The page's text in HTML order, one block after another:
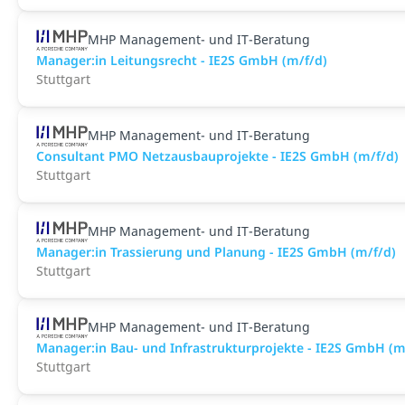
MHP Management- und IT-Beratung
Manager:in Leitungsrecht - IE2S GmbH (m/f/d)
Stuttgart
MHP Management- und IT-Beratung
Consultant PMO Netzausbauprojekte - IE2S GmbH (m/f/d)
Stuttgart
MHP Management- und IT-Beratung
Manager:in Trassierung und Planung - IE2S GmbH (m/f/d)
Stuttgart
MHP Management- und IT-Beratung
Manager:in Bau- und Infrastrukturprojekte - IE2S GmbH
Stuttgart